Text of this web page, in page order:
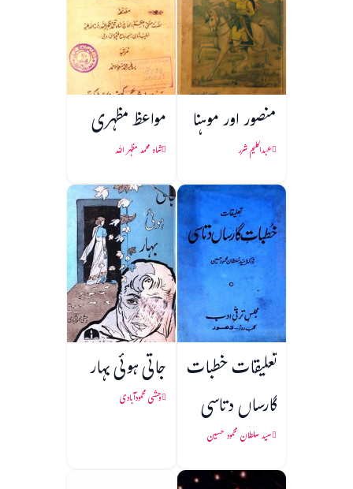
منصور اور موہنا
عبدالحلیم شرر
مواعظ مظہری
شاہ محمد مظہر اللہ
تعلیقات خطبات
گارساں دتاسی
سید سلطان محمود حسین
جاتی ہوئی بہار
وحشی محمودآبادی